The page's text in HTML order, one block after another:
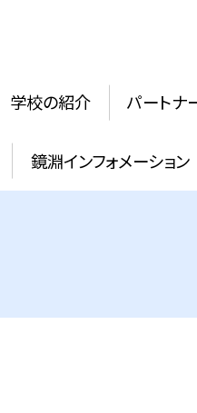
学校の紹介 パートナ
鏡淵インフォメーション